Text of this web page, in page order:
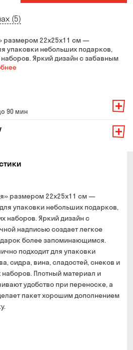
(5)
размером 22x25x11 см —
упаковки небольших подарков,
Яркий дизайн с забавным
90 мин
заказа — 200 грн
от суммы всего заказа:
бесплатно
минут
влиять воздушные тревоги
на сайте
— до 30 мин
забрать из магазина в удобное
на сайте и в магазине
размером 22x25x11 см —
упаковки небольших подарков,
наборов. Яркий дизайн с
надписью создает легкое
более запоминающимся.
подходит для упаковки
сидра, вина, сладостей, снеков и
Плотный материал и
удобство при переноске, а
пакет хорошим дополнением